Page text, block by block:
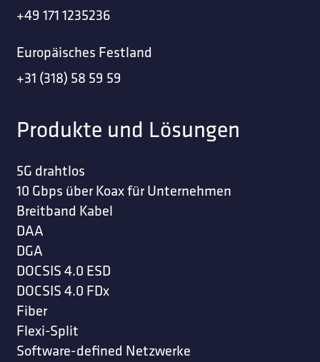
+49 171 1235236
Europäisches Festland
+31 (318) 58 59 59
Produkte und Lösungen
5G drahtlos
10 Gbps über Koax für Unternehmen
Breitband Kabel
DAA
DGA
DOCSIS 4.0 ESD
DOCSIS 4.0 FDx
Fiber
Flexi-Split
Software-defined Netzwerke